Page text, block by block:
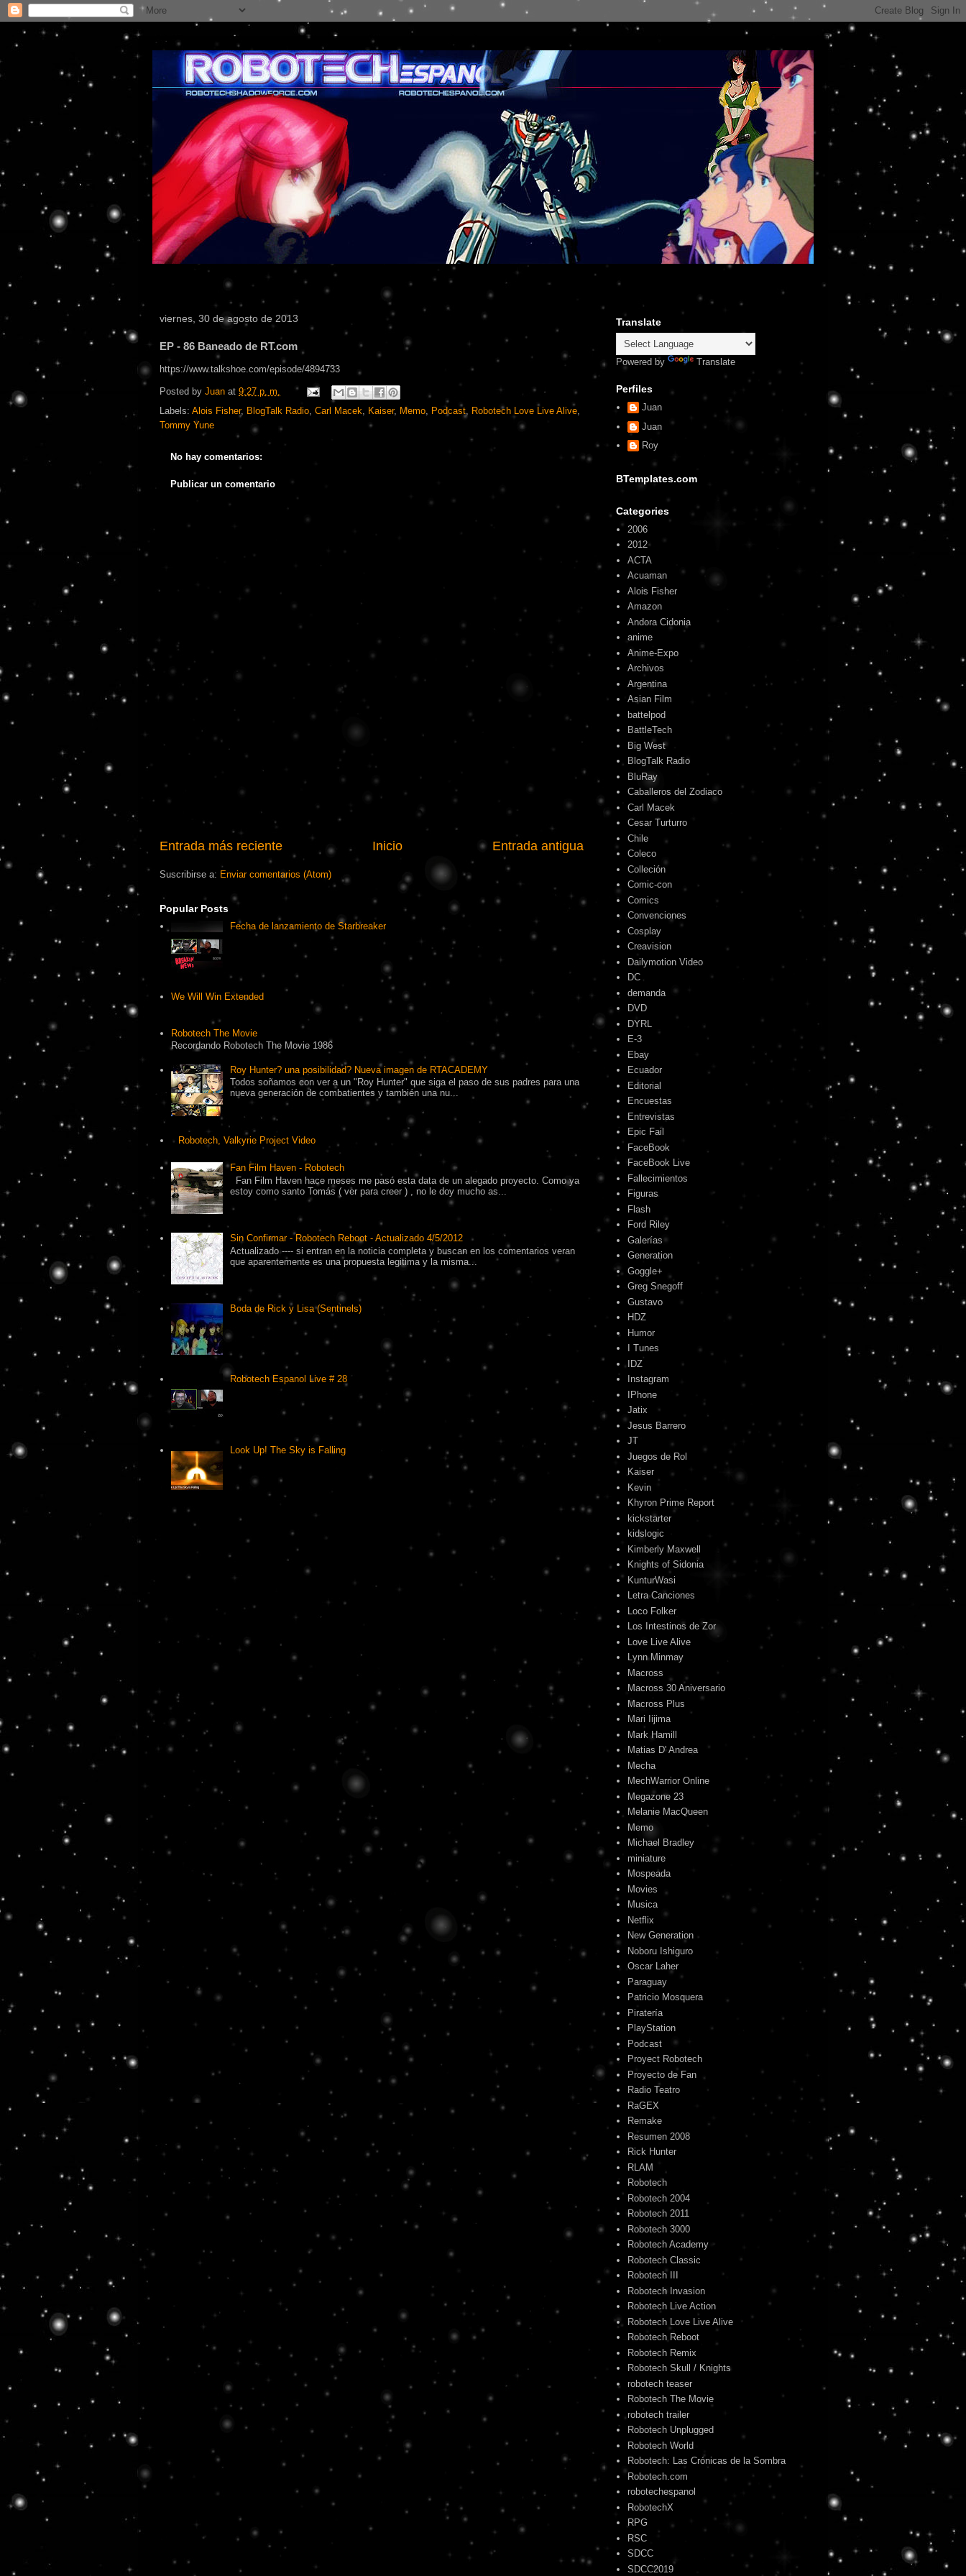
viernes, 30 de agosto de 2013
EP - 86 Baneado de RT.com
https://www.talkshoe.com/episode/4894733
Posted by Juan at 9:27 p. m.
Labels: Alois Fisher, BlogTalk Radio, Carl Macek, Kaiser, Memo, Podcast, Robotech Love Live Alive,
Tommy Yune
No hay comentarios:
Publicar un comentario
Entrada más reciente Entrada antigua
Inicio
Suscribirse a: Enviar comentarios (Atom)
Popular Posts
Fecha de lanzamiento de Starbreaker
We Will Win Extended
Robotech The Movie
Recordando Robotech The Movie 1986
Roy Hunter? una posibilidad? Nueva imagen de RTACADEMY
Todos soñamos con ver a un "Roy Hunter" que siga el paso de sus padres para una
nueva generación de combatientes y también una nu...
Robotech, Valkyrie Project Video
Fan Film Haven - Robotech
Fan Film Haven hace meses me pasó esta data de un alegado proyecto. Como ya
estoy como santo Tomás ( ver para creer ) , no le doy mucho as...
Sin Confirmar - Robotech Reboot - Actualizado 4/5/2012
Actualizado ---- si entran en la noticia completa y buscan en los comentarios veran
que aparentemente es una propuesta legitima y la misma...
Boda de Rick y Lisa (Sentinels)
Robotech Espanol Live # 28
Look Up! The Sky is Falling
Translate
Powered by Translate
Perfiles
Juan
Juan
Roy
BTemplates.com
Categories
2006
2012
ACTA
Acuaman
Alois Fisher
Amazon
Andora Cidonia
anime
Anime-Expo
Archivos
Argentina
Asian Film
battelpod
BattleTech
Big West
BlogTalk Radio
BluRay
Caballeros del Zodiaco
Carl Macek
Cesar Turturro
Chile
Coleco
Colleción
Comic-con
Comics
Convenciones
Cosplay
Creavision
Dailymotion Video
DC
demanda
DVD
DYRL
E-3
Ebay
Ecuador
Editorial
Encuestas
Entrevistas
Epic Fail
FaceBook
FaceBook Live
Fallecimientos
Figuras
Flash
Ford Riley
Galerías
Generation
Goggle+
Greg Snegoff
Gustavo
HDZ
Humor
I Tunes
IDZ
Instagram
IPhone
Jatix
Jesus Barrero
JT
Juegos de Rol
Kaiser
Kevin
Khyron Prime Report
kickstarter
kidslogic
Kimberly Maxwell
Knights of Sidonia
KunturWasi
Letra Canciones
Loco Folker
Los Intestinos de Zor
Love Live Alive
Lynn Minmay
Macross
Macross 30 Aniversario
Macross Plus
Mari Iijima
Mark Hamill
Matias D' Andrea
Mecha
MechWarrior Online
Megazone 23
Melanie MacQueen
Memo
Michael Bradley
miniature
Mospeada
Movies
Musica
Netflix
New Generation
Noboru Ishiguro
Oscar Laher
Paraguay
Patricio Mosquera
Piratería
PlayStation
Podcast
Proyect Robotech
Proyecto de Fan
Radio Teatro
RaGEX
Remake
Resumen 2008
Rick Hunter
RLAM
Robotech
Robotech 2004
Robotech 2011
Robotech 3000
Robotech Academy
Robotech Classic
Robotech III
Robotech Invasion
Robotech Live Action
Robotech Love Live Alive
Robotech Reboot
Robotech Remix
Robotech Skull / Knights
robotech teaser
Robotech The Movie
robotech trailer
Robotech Unplugged
Robotech World
Robotech: Las Crónicas de la Sombra
Robotech.com
robotechespanol
RobotechX
RPG
RSC
SDCC
SDCC2019